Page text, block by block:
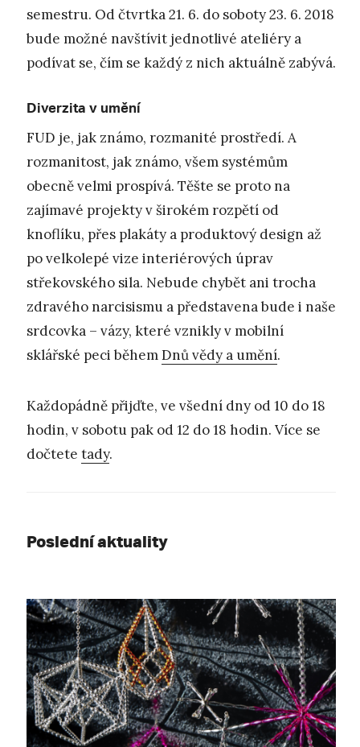
semestru. Od čtvrtka 21. 6. do soboty 23. 6. 2018
bude možné navštívit jednotlivé ateliéry a
podívat se, čím se každý z nich aktuálně zabývá.
Diverzita v umění
FUD je, jak známo, rozmanité prostředí. A
rozmanitost, jak známo, všem systémům
obecně velmi prospívá. Těšte se proto na
zajímavé projekty v širokém rozpětí od
knoflíku, přes plakáty a produktový design až
po velkolepé vize interiérových úprav
střekovského sila. Nebude chybět ani trocha
zdravého narcisismu a představena bude i naše
srdcovka – vázy, které vznikly v mobilní
sklářské peci běhemDnů vědy a umění.
Každopádně přijďte, ve všední dny od 10 do 18
hodin, v sobotu pak od 12 do 18 hodin. Více se
dočtete tady.
Poslední aktuality